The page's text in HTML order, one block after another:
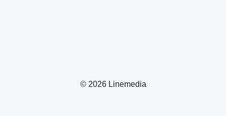
© 2026 Linemedia